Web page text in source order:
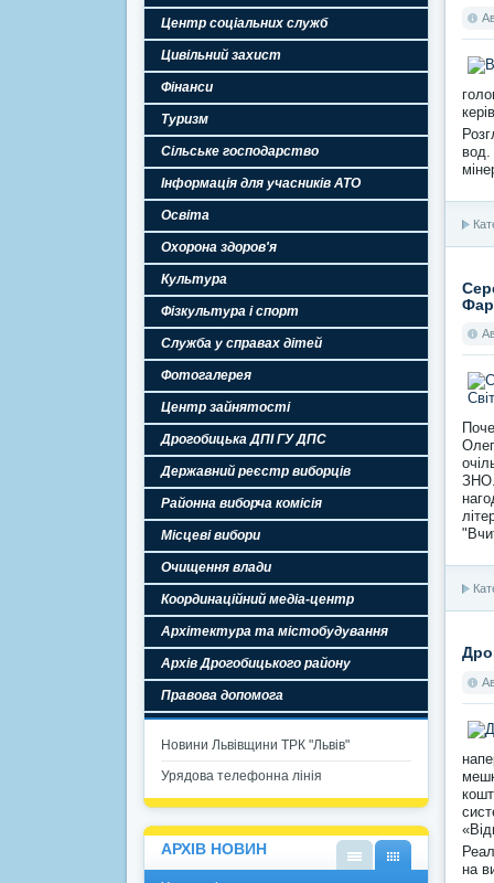
вод.
на
Центр соціальних служб
Цивільний захист
Фінанси
Туризм
Сільське господарство
Інформація для учасників АТО
Освіта
Охорона здоров'я
Культура
Фізкультура і спорт
Служба у справах дітей
Фотогалерея
Центр зайнятості
Дрогобицька ДПІ ГУ ДПС
Державний реєстр виборців
Районна виборча комісія
Місцеві вибори
Очищення влади
Координаційний медіа-центр
Архітектура та містобудування
Архів Дрогобицького району
Правова допомога
Новини Львівщини ТРК "Львів"
Урядова телефонна лінія
АРХІВ НОВИН